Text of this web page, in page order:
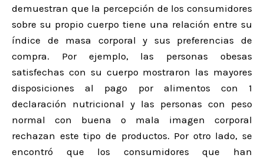
demuestran que la percepción de los consumidores
sobre su propio cuerpo tiene una relación entre su
índice de masa corporal y sus preferencias de
compra. Por ejemplo, las personas obesas
satisfechas con su cuerpo mostraron las mayores
disposiciones al pago por alimentos con 1
declaración nutricional y las personas con peso
normal con buena o mala imagen corporal
rechazan este tipo de productos. Por otro lado, se
encontró que los consumidores que han